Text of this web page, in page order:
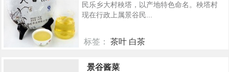
民乐乡大村秧塔，以产地特色命名。秧塔村
现在行政上属景谷民...
标签： 茶叶 白茶
景谷酱菜